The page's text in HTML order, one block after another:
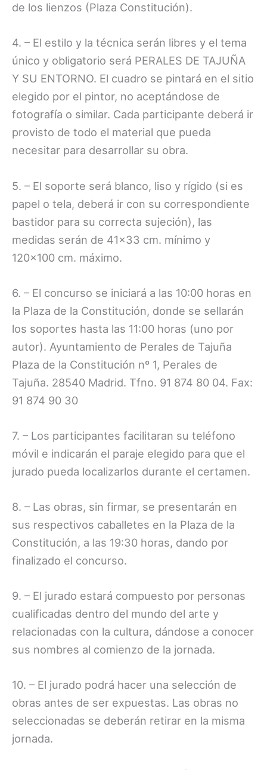
de los lienzos (Plaza Constitución).
4. – El estilo y la técnica serán libres y el tema
único y obligatorio será PERALES DE TAJUÑA
Y SU ENTORNO. El cuadro se pintará en el sitio
elegido por el pintor, no aceptándose de
fotografía o similar. Cada participante deberá ir
provisto de todo el material que pueda
necesitar para desarrollar su obra.
5. – El soporte será blanco, liso y rígido (si es
papel o tela, deberá ir con su correspondiente
bastidor para su correcta sujeción), las
medidas serán de 41×33 cm. mínimo y
120×100 cm. máximo.
6. – El concurso se iniciará a las 10:00 horas en
la Plaza de la Constitución, donde se sellarán
los soportes hasta las 11:00 horas (uno por
autor). Ayuntamiento de Perales de Tajuña
Plaza de la Constitución nº 1, Perales de
Tajuña. 28540 Madrid. Tfno. 91 874 80 04. Fax:
91 874 90 30
7. – Los participantes facilitaran su teléfono
móvil e indicarán el paraje elegido para que el
jurado pueda localizarlos durante el certamen.
8. – Las obras, sin firmar, se presentarán en
sus respectivos caballetes en la Plaza de la
Constitución, a las 19:30 horas, dando por
finalizado el concurso.
9. – El jurado estará compuesto por personas
cualificadas dentro del mundo del arte y
relacionadas con la cultura, dándose a conocer
sus nombres al comienzo de la jornada.
10. – El jurado podrá hacer una selección de
obras antes de ser expuestas. Las obras no
seleccionadas se deberán retirar en la misma
jornada.